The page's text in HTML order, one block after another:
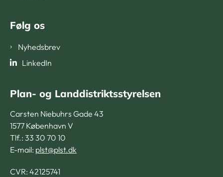
Følg os
Nyhedsbrev
LinkedIn
Plan- og Landdistriktsstyrelsen
Carsten Niebuhrs Gade 43
1577 København V
Tlf.: 33 30 70 10
E-mail: plst@plst.dk
CVR: 42125741